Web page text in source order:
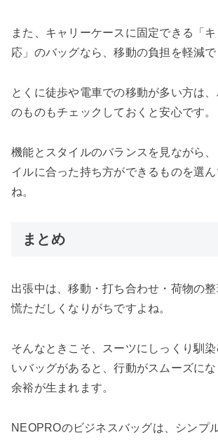
また、キャリーケースに固定できる「
応」のバッグなら、移動の負担を軽減で
とくに徒歩や電車での移動が多い方は
のものもチェックしておくと安心です。
機能とスタイルのバランスを見ながら
イルに合った持ち方ができるものを選
ね。
まとめ
出張中は、移動・打ち合わせ・荷物の
慌ただしくなりがちですよね。
そんなときこそ、スーツにしっくり馴
いバッグがあると、行動がスムーズに
余裕が生まれます。
NEOPROのビジネスバッグは、シンプ